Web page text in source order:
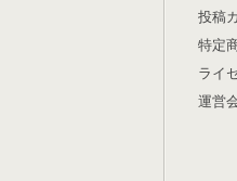
投稿
特定
ライ
運営